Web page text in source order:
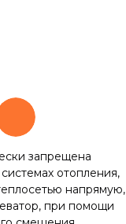
запрещена
отопления,
напрямую,
при помощи